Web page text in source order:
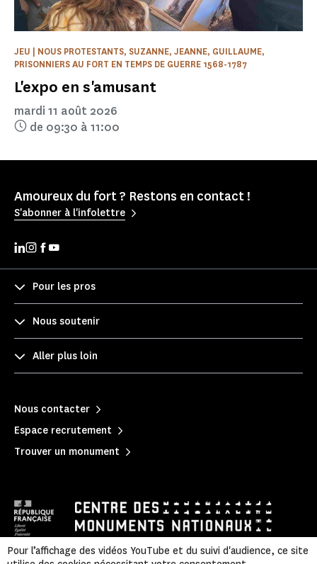
L'expo en s'amusant
JEU | NOUS PROTESTANTS, SUZANNE, JEANNE, GUILLAUME,
PRISONNIERS AU FORT EN TEMPS DE GUERRE 1568-1787
mardi 11 août 2026
de 09:30 à 11:00
Amoureux du fort ? Restons en contact !
S'abonner à l'infolettre
Pour les pros
Nous soutenir
Aller plus loin
Nous contacter
Espace recrutement
Trouver un monument
Pour l’affichage des vidéos YouTube et du suivi d'audience, ce site